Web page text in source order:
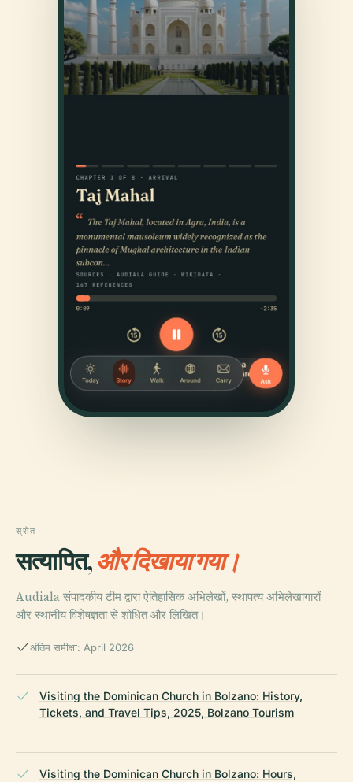
स्रोत
सत्यापित,और दिखाया गया।
Audiala संपादकीय टीम द्वारा ऐतिहासिक अभिलेखों, स्थापत्य अभिलेखागारों
और स्थानीय विशेषज्ञता से शोधित और लिखित।
अंतिम समीक्षा: April 2026
Visiting the Dominican Church in Bolzano: History,
Tickets, and Travel Tips, 2025, Bolzano Tourism
Visiting the Dominican Church in Bolzano: Hours,